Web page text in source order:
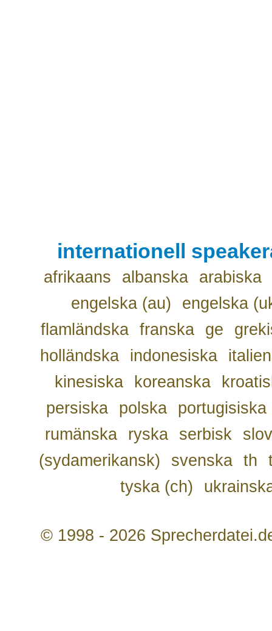
internationell
afrikaans albanska
arabiska
engelska (au)
engelska
flamländska franska ge
holländska
indonesiska
kinesiska
koreanska
persiska
polska
portugisiska
rumänska
ryska serbisk
(sydamerikansk)
svenska th
tyska (ch)
© 1998 - 2026